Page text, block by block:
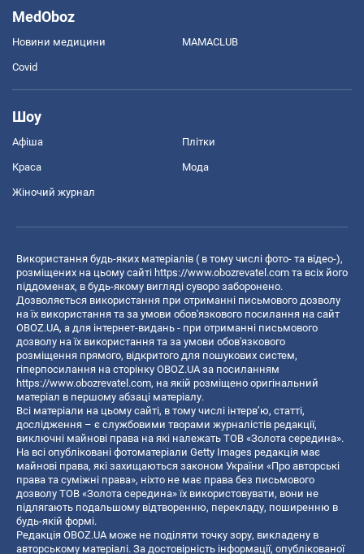
MedOboz
Новини медицини MAMACLUB
Covid
Шоу
Афіша Плітки
Краса Мода
Жіночий журнал
Використання будь-яких матеріалів ( в тому числі фото- та відео-),
розміщених на цьому сайті https://www.obozrevatel.com та всіх його
піддоменах, в будь-якому вигляді суворо заборонено.
Дозволяється використання при отриманні письмового дозволу
на їх використання та за умови обов'язкового посилання на сайт
OBOZ.UA, а для інтернет-видань - при отриманні письмового
дозволу на їх використання та за умови обов'язкового
розміщення прямого, відкритого для пошукових систем,
гіперпосилання на сторінку OBOZ.UA за посиланням
https://www.obozrevatel.com, на якій розміщено оригінальний
матеріал в першому абзаці матеріалу.
Всі матеріали на цьому сайті, в тому числі інтерв’ю, статті,
дослідження – є службовими творами журналістів редакції,
виключні майнові права на які належать ТОВ «Золота середина».
На всі опубліковані фотоматеріали Getty Images редакція має
майнові права, які захищаються законом України «Про авторські
права та суміжні права», ніхто не має права без письмового
дозволу ТОВ «Золота середина» їх використовувати, вони не
підлягають подальшому відтворенню, перекладу, поширенню в
будь-якій формі.
Редакція OBOZ.UA може не поділяти точку зору, викладену в
авторському матеріалі. За достовірність інформації, опублікованої